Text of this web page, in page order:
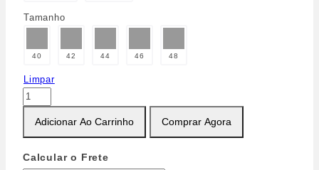
Tamanho
40 42 44 46 48
Limpar
Adicionar Ao Carrinho Comprar Agora
Calcular o Frete